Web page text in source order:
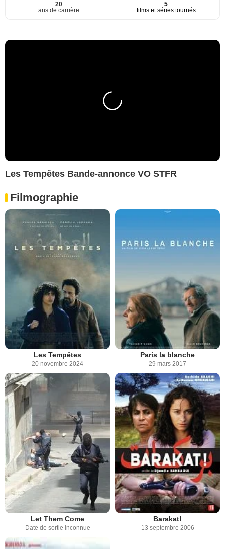
20
ans de carrière
5
films et séries tournés
Les Tempêtes Bande-annonce VO STFR
Filmographie
Les Tempêtes
20 novembre 2024
Paris la blanche
29 mars 2017
Let Them Come
Date de sortie inconnue
Barakat!
13 septembre 2006